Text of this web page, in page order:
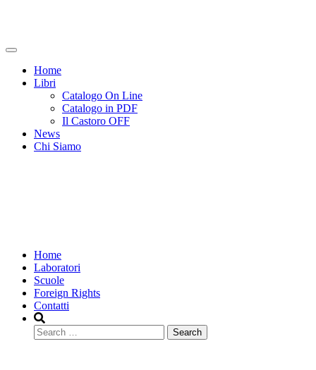
Home
Libri
Catalogo On Line
Catalogo in PDF
Il Castoro OFF
News
Chi Siamo
Home
Laboratori
Scuole
Foreign Rights
Contatti
Search